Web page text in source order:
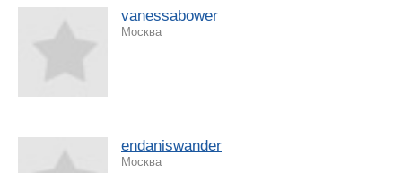
vanessabower
Москва
endaniswander
Москва